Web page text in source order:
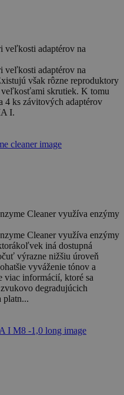
veľkosti adaptérov na
veľkosti adaptérov na
však rôzne reproduktory
veľkosťami skrutiek. K tomu
4 ks závitových adaptérov
I.
Cleaner využíva enzýmy
Cleaner využíva enzýmy
iná dostupná
výrazne nižšiu úroveň
vyváženie tónov a
viac informácií, ktoré sa
degradujúcich
platn...